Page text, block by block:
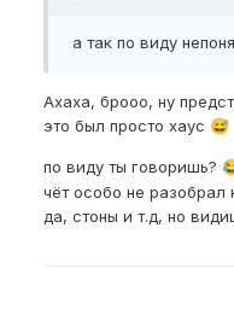
а так по виду
Ахаха, брооо, ну
это был просто хаус 😅
по виду ты говоришь?
чёт особо не разобрал
да, стоны и т.д, но